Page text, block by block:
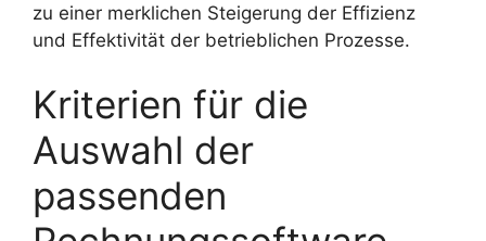
zu einer merklichen Steigerung der Effizienz
und Effektivität der betrieblichen Prozesse.
Kriterien für die
Auswahl der
passenden